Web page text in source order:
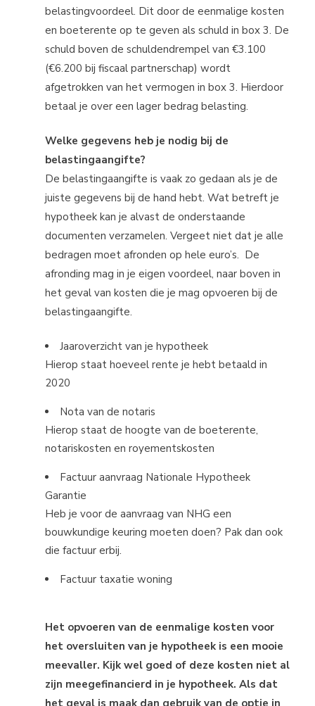
belastingvoordeel. Dit door de eenmalige kosten
en boeterente op te geven als schuld in box 3. De
schuld boven de schuldendrempel van €3.100
(€6.200 bij fiscaal partnerschap) wordt
afgetrokken van het vermogen in box 3. Hierdoor
betaal je over een lager bedrag belasting.
Welke gegevens heb je nodig bij de
belastingaangifte?
De belastingaangifte is vaak zo gedaan als je de
juiste gegevens bij de hand hebt. Wat betreft je
hypotheek kan je alvast de onderstaande
documenten verzamelen. Vergeet niet dat je alle
bedragen moet afronden op hele euro’s. De
afronding mag in je eigen voordeel, naar boven in
het geval van kosten die je mag opvoeren bij de
belastingaangifte.
Jaaroverzicht van je hypotheek
Hierop staat hoeveel rente je hebt betaald in
2020
Nota van de notaris
Hierop staat de hoogte van de boeterente,
notariskosten en royementskosten
Factuur aanvraag Nationale Hypotheek
Garantie
Heb je voor de aanvraag van NHG een
bouwkundige keuring moeten doen? Pak dan ook
die factuur erbij.
Factuur taxatie woning
Het opvoeren van de eenmalige kosten voor
het oversluiten van je hypotheek is een mooie
meevaller. Kijk wel goed of deze kosten niet al
zijn meegefinancierd in je hypotheek. Als dat
het geval is maak dan gebruik van de optie in